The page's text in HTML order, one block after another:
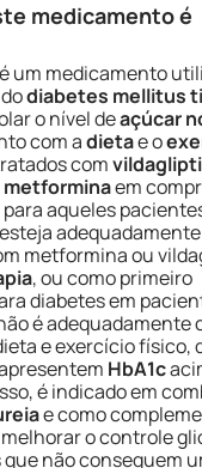
medicamento é
um medicamento
diabetes mellitus
o nível deaçúcar
com adietae o
com
em
aqueles
adequadamente
metformina ou
, ou como primeiro
diabetes em
é adequadamente
e exercício físico,
HbA1c
é indicado em
e como
o controle
não conseguem